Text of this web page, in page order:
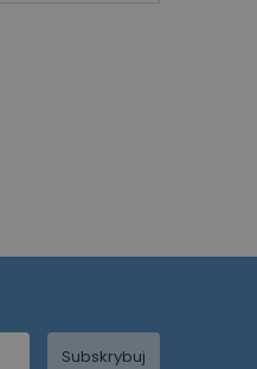
Subskrybuj